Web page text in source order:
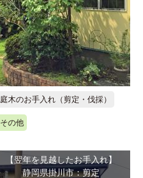
庭木のお手入れ（剪定・伐採）
その他
【翌年を見越したお手入れ】
静岡県掛川市：剪定